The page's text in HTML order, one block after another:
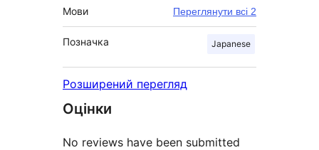
Мови Переглянути всі 2
Позначка Japanese
Розширений перегляд
Оцінки
No reviews have been submitted